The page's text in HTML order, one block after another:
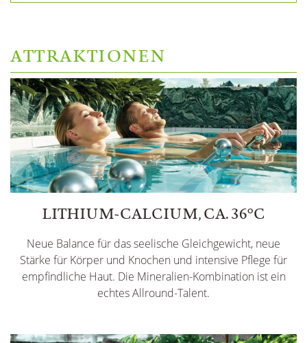
ATTRAKTIONEN
LITHIUM-CALCIUM, CA. 36°C
Neue Balance für das seelische Gleichgewicht, neue
Stärke für Körper und Knochen und intensive Pflege für
empfindliche Haut. Die Mineralien-Kombination ist ein
echtes Allround-Talent.